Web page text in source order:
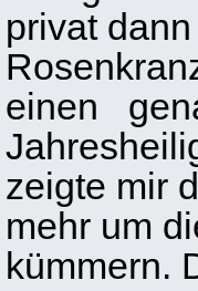
privat
einen
zeigte mir
mehr um
kümmern.